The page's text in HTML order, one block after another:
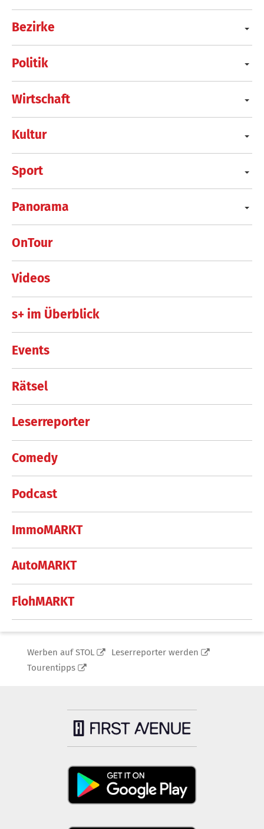
Bezirke
Politik
Wirtschaft
Kultur
Sport
Panorama
OnTour
Videos
s+ im Überblick
Events
Rätsel
Leserreporter
Comedy
Podcast
ImmoMARKT
AutoMARKT
FlohMARKT
Werben auf STOL
Leserreporter werden
Tourentipps